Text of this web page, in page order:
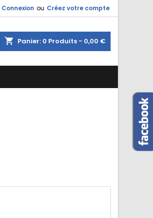
Connexion ou Créez votre compte
shopping_cart Panier: 0 Produits - 0,00 €